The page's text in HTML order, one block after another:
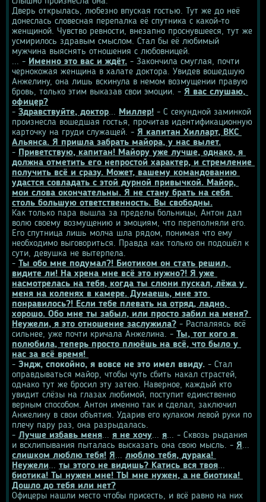
Дверь открылась, любезно впуская гостью. Тут же до неё
донеслась словесная перепалка её спутника с какой-то
женщиной. Чувство ревности, внезапно проснувшееся, тут же
усмирилось здравым смыслом. Стал бы её любимый
мужчина выяснять отношения с любовницей.
... - Именно это вас и ждёт. - Закончила смуглая, почти
чернокожая женщина в халате доктора. Увидев вошедшую
Анжелину, она лишь вскинула в немом возмущении правую
бровь, только этим выказав свои эмоции. - Я вас слушаю,
офицер?
- Здравствуйте, доктор... Миллер! - С секундной заминкой
произнесла вошедшая гостья, прочитав идентификационную
карточку на груди служащей. - Я капитан Хилларт, ВКС
Альянса. Я пришла забрать майора, у нас вылет.
- Приветствую, капитан! Майору уже лучше, однако, я
должна отметить его непростой характер, и стремление
получить всё и сразу. Может, вашему командованию
удастся совладать с этой дурной привычкой. Майор,
мои слова окончательны. Я не стану брать на себя
столь большую ответственность. Вы свободны.
Как только пара вышла за пределы больницы, Антон дал
волю своему возмущению и эмоциям, что переполняли его.
Его спутница лишь молча шла рядом, понимая что ему
необходимо выговориться. Правда как только он подошёл к
сути, девушка не вытерпела.
- Ты обо мне подумал?! Биотиком он стать решил,
видите ли! На хрена мне всё это нужно?! Я уже
насмотрелась на тебя, когда ты слюни пускал, лёжа у
меня на коленях в камере. Думаешь, мне это
понравилось?! Если тебе плевать на отряд, ладно,
хорошо. Обо мне ты забыл, или просто забил на меня?
Неужели, я это отношение заслужила? - Распаляясь всё
сильнее, уже почти кричала Анжелина. - Ты, тот кого я
полюбила, теперь просто плюёшь на всё, что было у
нас за всё время!
- Эндж, спокойно, я вовсе не это имел ввиду. - Стал
оправдываться майор, чтобы чуть сбить накал страстей,
однако тут же бросил эту затею. Наверное, каждый кто
увидит слёзы на глазах любимой, поступит единственно
верным способом. Антон именно так и сделал, заключил
Анжелину в свои объятия. Ударив его кулаком левой руки по
плечу пару раз, она разрыдалась.
- Лучше избавь меня... я не хочу... я... - Сквозь рыдания
и всхлипывания пыталась высказать она свою мысль. - Я
слишком люблю тебя! Я... люблю тебя, дурака!
Неужели... ты этого не видишь? Катись вся твоя
биотика! Ты нужен мне! ТЫ мне нужен, а не биотика!
Дошло до тебя или нет?
Офицеры нашли место чтобы присесть, и всё равно на них